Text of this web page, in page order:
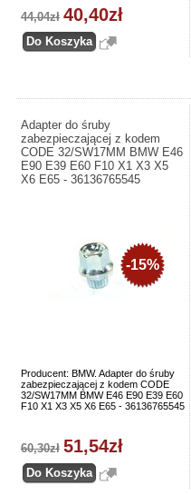
44,04zł 40,40zł
Adapter do śruby
zabezpieczającej z kodem
CODE 32/SW17MM BMW E46
E90 E39 E60 F10 X1 X3 X5
X6 E65 - 36136765545
Producent: BMW. Adapter do śruby
zabezpieczającej z kodem CODE
32/SW17MM BMW E46 E90 E39 E60
F10 X1 X3 X5 X6 E65 - 36136765545
-15%
60,30zł 51,54zł